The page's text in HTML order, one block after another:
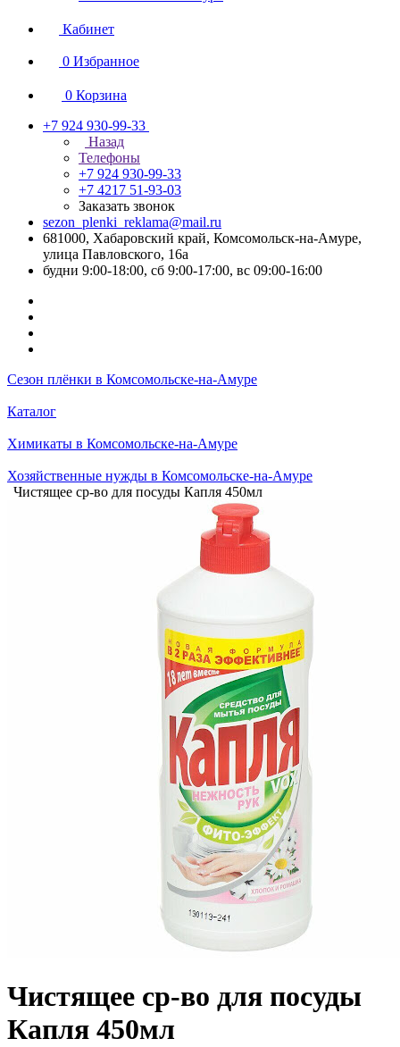
Кабинет
0 Избранное
0 Корзина
+7 924 930-99-33
Назад
Телефоны
+7 924 930-99-33
+7 4217 51-93-03
Заказать звонок
sezon_plenki_reklama@mail.ru
681000, Хабаровский край, Комсомольск-на-Амуре,
улица Павловского, 16а
будни 9:00-18:00, сб 9:00-17:00, вс 09:00-16:00
Сезон плёнки в Комсомольске-на-Амуре
Каталог
Химикаты в Комсомольске-на-Амуре
Хозяйственные нужды в Комсомольске-на-Амуре
Чистящее ср-во для посуды Капля 450мл
Чистящее ср-во для посуды
Капля 450мл